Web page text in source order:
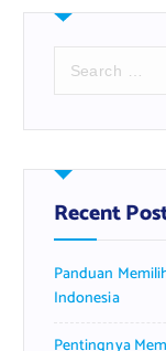
r
h
f
o
:
Recent
Panduan
Indonesia
Pentingnya